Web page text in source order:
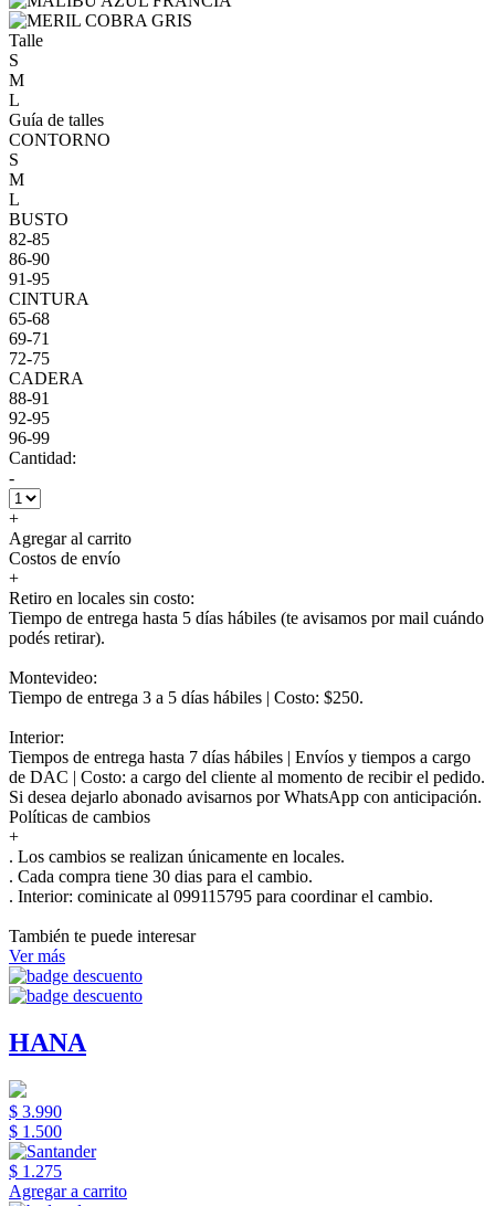
Talle
S
M
L
Guía de talles
CONTORNO
S
M
L
BUSTO
82-85
86-90
91-95
CINTURA
65-68
69-71
72-75
CADERA
88-91
92-95
96-99
Cantidad:
-
+
Agregar al carrito
Costos de envío
+
Retiro en locales sin costo:
Tiempo de entrega hasta 5 días hábiles (te avisamos por mail cuándo
podés retirar).
Montevideo:
Tiempo de entrega 3 a 5 días hábiles | Costo: $250.
Interior:
Tiempos de entrega hasta 7 días hábiles | Envíos y tiempos a cargo
de DAC | Costo: a cargo del cliente al momento de recibir el pedido.
Si desea dejarlo abonado avisarnos por WhatsApp con anticipación.
Políticas de cambios
+
. Los cambios se realizan únicamente en locales.
. Cada compra tiene 30 dias para el cambio.
. Interior: cominicate al 099115795 para coordinar el cambio.
También te puede interesar
Ver más
HANA
$ 3.990
$ 1.500
$ 1.275
Agregar a carrito